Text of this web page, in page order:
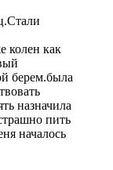
колен как
берем.была
назначила
пить
началось